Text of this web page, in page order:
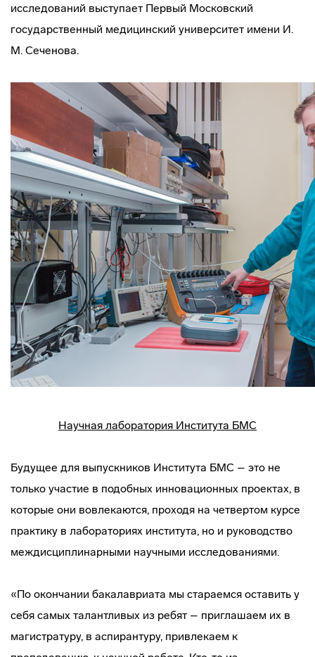
исследований выступает Первый Московский
государственный медицинский университет имени И.
М. Сеченова.
Научная лаборатория Института БМС
Будущее для выпускников Института БМС – это не
только участие в подобных инновационных проектах, в
которые они вовлекаются, проходя на четвертом курсе
практику в лабораториях института, но и руководство
междисциплинарными научными исследованиями.
«По окончании бакалавриата мы стараемся оставить у
себя самых талантливых из ребят – приглашаем их в
магистратуру, в аспирантуру, привлекаем к